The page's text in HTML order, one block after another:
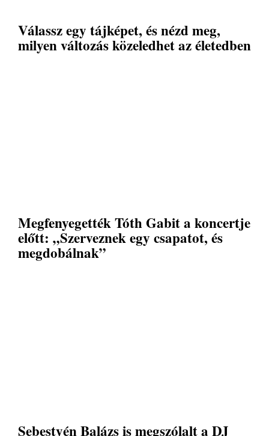
Válassz egy tájképet, és nézd meg,
milyen változás közeledhet az életedben
Megfenyegették Tóth Gabit a koncertje
előtt: „Szerveznek egy csapatot, és
megdobálnak”
Sebestyén Balázs is megszólalt a DJ